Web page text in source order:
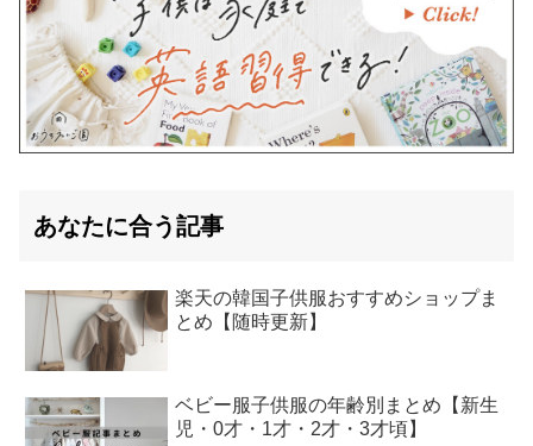
あなたに合う記事
楽天の韓国子供服おすすめショップま
とめ【随時更新】
ベビー服子供服の年齢別まとめ【新生
児・0才・1才・2才・3才頃】